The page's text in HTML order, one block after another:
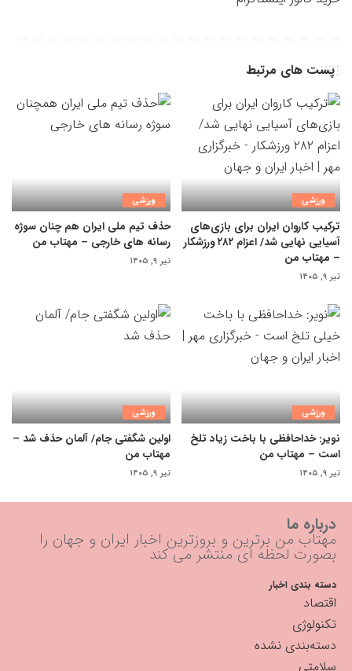
پست های مرتبط
ورزشی
ترکیب کاروان ایران برای بازی‌های
آسیایی نهایی شد/ اعزام ۲۸۲ ورزشکار
– مهتاب من
تیر ۹, ۱۴۰۵
ورزشی
حذف تیم ملی ایران هم چنان سوژه
رسانه های خارجی – مهتاب من
تیر ۹, ۱۴۰۵
ورزشی
نویر: خداحافظی با باخت زیاد تلخ
است – مهتاب من
تیر ۹, ۱۴۰۵
ورزشی
اولین شگفتی جام/ آلمان حذف شد –
مهتاب من
تیر ۹, ۱۴۰۵
درباره ما
مهتاب من برترین و بروزترین اخبار ایران و جهان را
بصورت لحظه ای منتشر می کند
دسته بندی اخبار
اقتصاد
تکنولوژی
دسته‌بندی نشده
سلامتی